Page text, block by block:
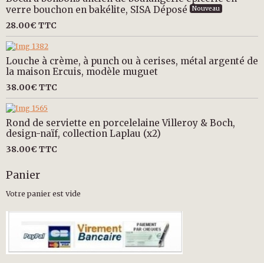
verre bouchon en bakélite, SISA Déposé
Nouveau
28.00€ TTC
Louche à crème, à punch ou à cerises, métal argenté de
la maison Ercuis, modèle muguet
38.00€ TTC
Rond de serviette en porcelelaine Villeroy & Boch,
design-naïf, collection Laplau (x2)
38.00€ TTC
Panier
Votre panier est vide